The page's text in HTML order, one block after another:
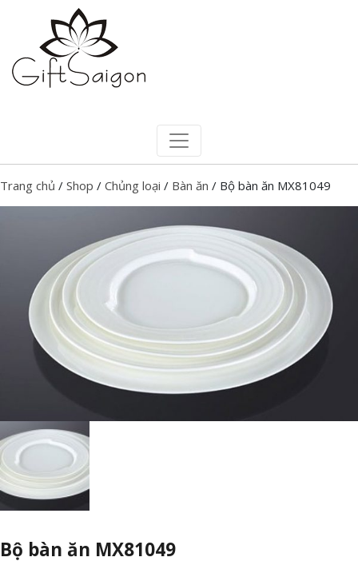
Trang chủ / Shop / Chủng loại / Bàn ăn / Bộ bàn ăn MX81049
Bộ bàn ăn MX81049